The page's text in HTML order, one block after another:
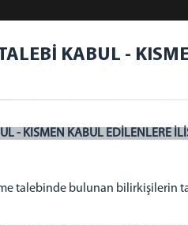
KABUL -
- KISMEN KABUL EDİLENLERE
talebinde bulunan bilirkişilerin